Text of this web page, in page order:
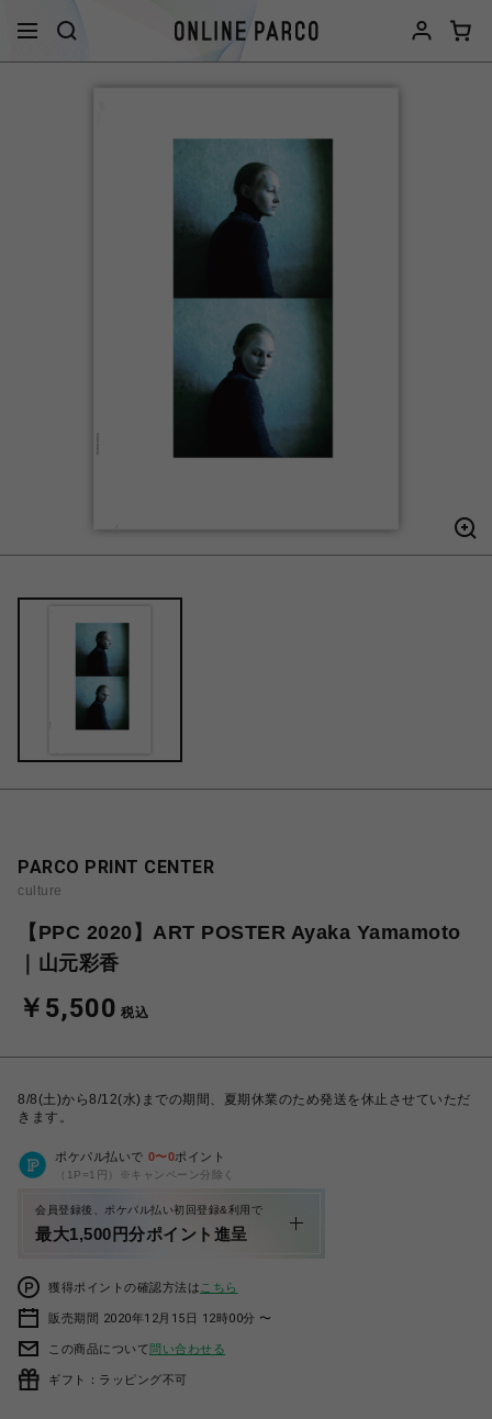
PARCO PRINT CENTER
culture
【PPC 2020】ART POSTER Ayaka Yamamoto
｜山元彩香
￥5,500 税込
8/8(土)から8/12(水)までの期間、夏期休業のため発送を休止させていただ
きます。
ポケパル払いで 0〜0ポイント
（1P=1円）※キャンペーン分除く
会員登録後、ポケパル払い初回登録&利用で
最大1,500円分ポイント進呈
獲得ポイントの確認方法は こちら
販売期間 2020年12月15日 12時00分 〜
この商品について問い合わせる
ギフト：ラッピング不可